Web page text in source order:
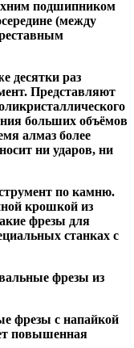
подшипником
(между
десятки раз
Представляют
больших объёмов
алмаз более
ни ударов, ни
по камню.
крошкой из
фрезы для
станках с
фрезы из
фрезы с напайкой
повышенная